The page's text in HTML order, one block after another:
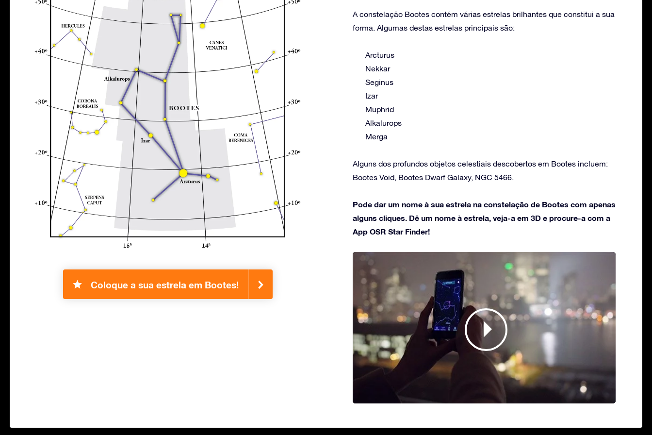
Coloque a sua estrela em Bootes!
A constelação Bootes contém várias estrelas brilhantes que constitui a sua
forma. Algumas destas estrelas principais são:
Arcturus
Nekkar
Seginus
Izar
Muphrid
Alkalurops
Merga
Alguns dos profundos objetos celestiais descobertos em Bootes incluem:
Bootes Void, Bootes Dwarf Galaxy, NGC 5466.
Pode dar um nome à sua estrela na constelação de Bootes com apenas
alguns cliques. Dê um nome à estrela, veja-a em 3D e procure-a com a
App OSR Star Finder!